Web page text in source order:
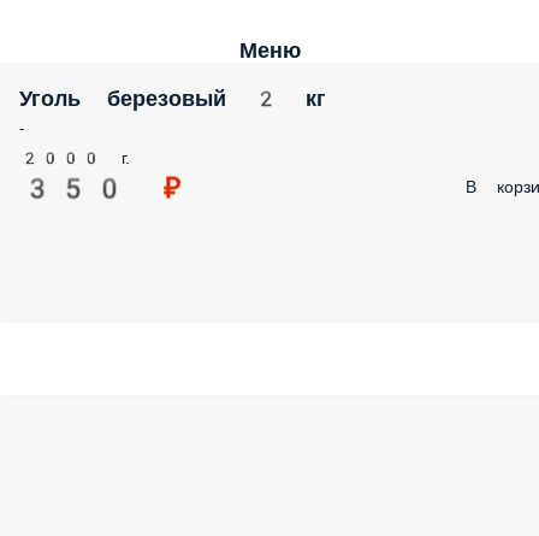
Меню
Уголь березовый 2 кг
-
2000 г.
350 ₽ В